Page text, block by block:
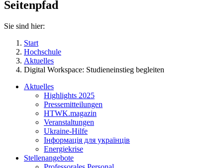
Seitenpfad
Sie sind hier:
Start
Hochschule
Aktuelles
Digital Workspace: Studieneinstieg begleiten
Aktuelles
Highlights 2025
Pressemitteilungen
HTWK.magazin
Veranstaltungen
Ukraine-Hilfe
Інформація для українців
Energiekrise
Stellenangebote